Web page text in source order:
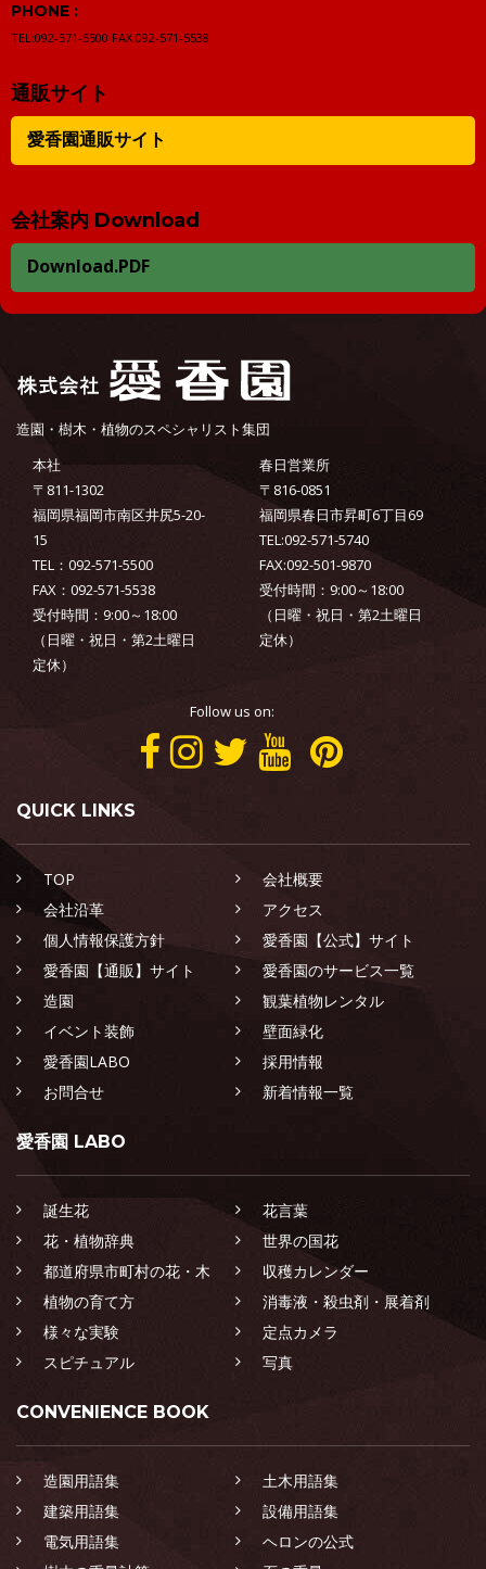
PHONE :
TEL:092-571-5500 FAX:092-571-5538
通販サイト
愛香園通販サイト
会社案内 Download
Download.PDF
造園・樹木・植物のスペシャリスト集団
本社
〒811-1302
福岡県福岡市南区井尻5-20-
15
TEL：092-571-5500
FAX：092-571-5538
受付時間：9:00～18:00
（日曜・祝日・第2土曜日
定休）
春日営業所
〒816-0851
福岡県春日市昇町6丁目69
TEL:092-571-5740
FAX:092-501-9870
受付時間：9:00～18:00
（日曜・祝日・第2土曜日
定休）
Follow us on:
QUICK LINKS
TOP
会社概要
会社沿革
アクセス
個人情報保護方針
愛香園【公式】サイト
愛香園【通販】サイト
愛香園のサービス一覧
造園
観葉植物レンタル
イベント装飾
壁面緑化
愛香園LABO
採用情報
お問合せ
新着情報一覧
愛香園 LABO
誕生花
花言葉
花・植物辞典
世界の国花
都道府県市町村の花・木
収穫カレンダー
植物の育て方
消毒液・殺虫剤・展着剤
様々な実験
定点カメラ
スピチュアル
写真
CONVENIENCE BOOK
造園用語集
土木用語集
建築用語集
設備用語集
電気用語集
ヘロンの公式